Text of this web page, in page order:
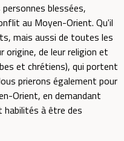
blessées,
au Moyen-Orient. Qu'il
mais aussi de toutes les
origine, de leur religion et
et chrétiens), qui portent
prierons également pour
Orient, en demandant
à être des